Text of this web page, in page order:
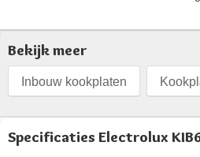
Bekijk meer
Inbouw kookplaten
Specificaties Electrolux